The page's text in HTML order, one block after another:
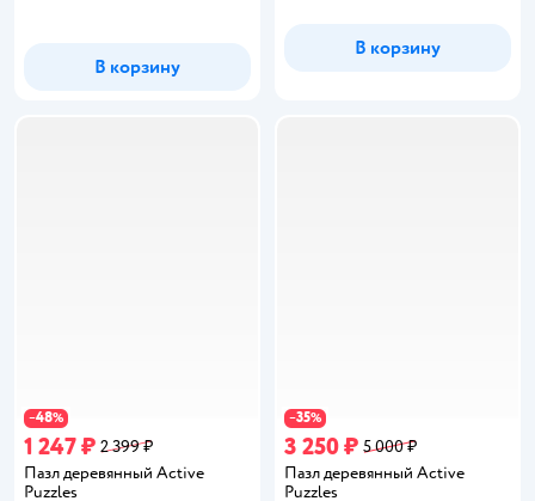
В корзину
В корзину
−48%
1 247 ₽ 2 399 ₽
Пазл деревянный Active
Puzzles
−35%
3 250 ₽ 5 000 ₽
Пазл деревянный Active
Puzzles